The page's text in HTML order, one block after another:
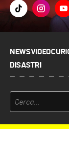
NEWSVIDEO
DISASTRI